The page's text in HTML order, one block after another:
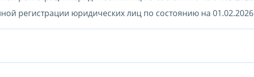
регистрации юридических лиц по состоянию на 01.02.2026